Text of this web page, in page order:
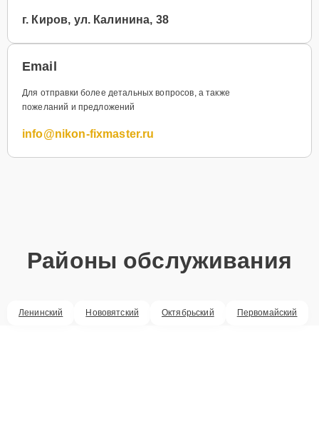
г. Киров, ул. Калинина, 38
Email
Для отправки более детальных вопросов, а также
пожеланий и предложений
info@nikon-fixmaster.ru
Районы обслуживания
Ленинский Нововятский Октябрьский Первомайский